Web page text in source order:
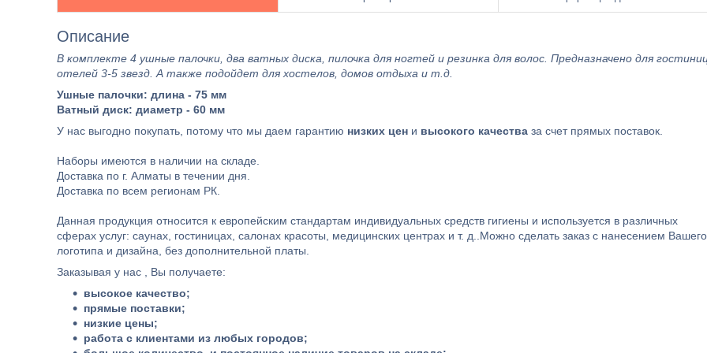
Описание
В комплекте 4 ушные палочки, два ватных диска, пилочка для ногтей и резинка для волос. Предназначено для
отелей 3-5 звезд. А также подойдет для хостелов, домов отдыха и т.д.
Ушные палочки: длина - 75 мм
Ватный диск: диаметр - 60 мм
У нас выгодно покупать, потому что мы даем гарантию низких цен и высокого качества за счет прямых поставок.
Наборы имеются в наличии на складе.
Доставка по г. Алматы в течении дня.
Доставка по всем регионам РК.
Данная продукция относится к европейским стандартам индивидуальных средств гигиены и используется в различных
сферах услуг: саунах, гостиницах, салонах красоты, медицинских центрах и т. д..Можно сделать заказ с нанесением Вашего
логотипа и дизайна, без дополнительной платы.
Заказывая у нас , Вы получаете:
высокое качество;
прямые поставки;
низкие цены;
работа с клиентами из любых городов;